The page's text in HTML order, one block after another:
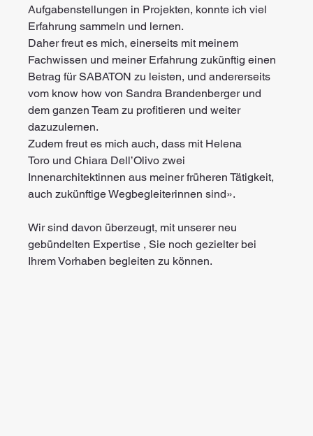
Aufgabenstellungen in Projekten, konnte ich viel
Erfahrung sammeln und lernen.
Daher freut es mich, einerseits mit meinem
Fachwissen und meiner Erfahrung zukünftig einen
Betrag für SABATON zu leisten, und andererseits
vom know how von Sandra Brandenberger und
dem ganzen Team zu profitieren und weiter
dazuzulernen.
Zudem freut es mich auch, dass mit Helena
Toro und Chiara Dell’Olivo zwei
Innenarchitektinnen aus meiner früheren Tätigkeit,
auch zukünftige Wegbegleiterinnen sind».
Wir sind davon überzeugt, mit unserer neu
gebündelten Expertise , Sie noch gezielter bei
Ihrem Vorhaben begleiten zu können.